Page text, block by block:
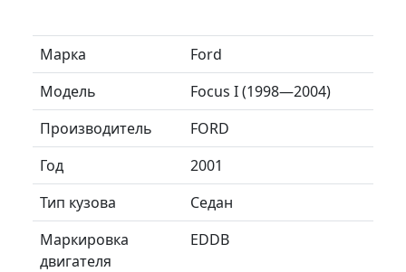
Марка
Ford
Модель
Focus I (1998—2004)
Производитель
FORD
Год
2001
Тип кузова
Седан
Маркировка
двигателя
EDDB